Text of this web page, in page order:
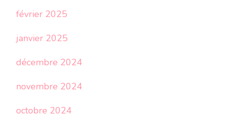
février 2025
janvier 2025
décembre 2024
novembre 2024
octobre 2024